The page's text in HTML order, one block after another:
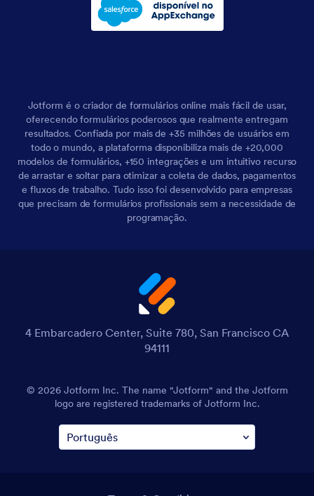
Jotform é o criador de formulários online mais fácil de usar,
oferecendo formulários poderosos que realmente entregam
resultados. Confiada por mais de +35 milhões de usuários em
todo o mundo, a plataforma disponibiliza mais de +20,000
modelos de formulários, +150 integrações e um intuitivo recurso
de arrastar e soltar para otimizar a coleta de dados, pagamentos
e fluxos de trabalho. Tudo isso foi desenvolvido para empresas
que precisam de formulários profissionais sem a necessidade de
programação.
4 Embarcadero Center, Suite 780, San Francisco CA
94111
© 2026 Jotform Inc. The name "Jotform" and the Jotform
logo are registered trademarks of Jotform Inc.